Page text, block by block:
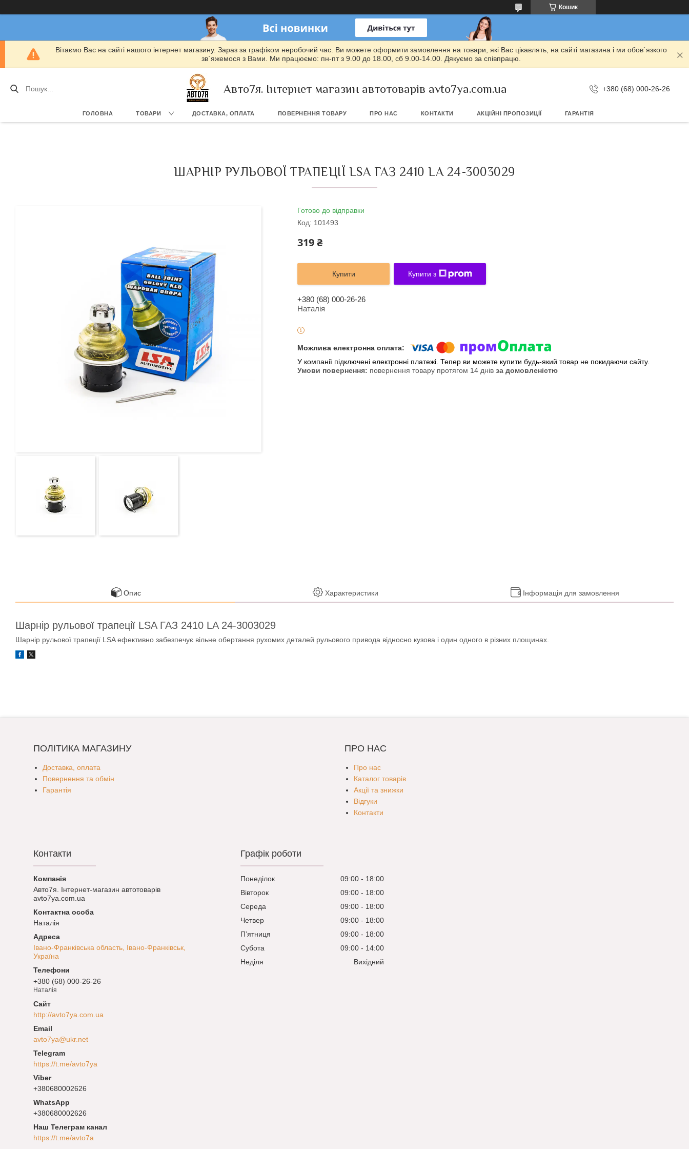
Кошик
Вітаємо Вас на сайті нашого інтернет магазину. Зараз за графіком неробочий час. Ви можете оформити замовлення на товари, які Вас цікавлять, на сайті магазина і ми обов`язкого
зв`яжемося з Вами. Ми працюємо: пн-пт з 9.00 до 18.00, сб 9.00-14.00. Дякуємо за співпрацю.
Авто7я. Інтернет магазин автотоварів avto7ya.com.ua +380 (68) 000-26-26
ГОЛОВНА ТОВАРИ ДОСТАВКА, ОПЛАТА ПОВЕРНЕННЯ ТОВАРУ ПРО НАС КОНТАКТИ АКЦІЙНІ ПРОПОЗИЦІЇ ГАРАНТІЯ
ШАРНІР РУЛЬОВОЇ ТРАПЕЦІЇ LSA ГАЗ 2410 LA 24-3003029
Готово до відправки
Код: 101493
319 ₴
Купити Купити з
+380 (68) 000-26-26
Наталія
У компанії підключені електронні платежі. Тепер ви можете купити будь-який товар не покидаючи сайту.
повернення товару протягом 14 днів за домовленістю
Опис Характеристики Інформація для замовлення
Шарнір рульової трапеції LSA ГАЗ 2410 LA 24-3003029
Шарнір рульової трапеції LSA ефективно забезпечує вільне обертання рухомих деталей рульового привода відносно кузова і один одного в різних площинах.
ПОЛІТИКА МАГАЗИНУ
Доставка, оплата
Повернення та обмін
Гарантія
ПРО НАС
Про нас
Каталог товарів
Акції та знижки
Відгуки
Контакти
Контакти
Авто7я. Інтернет-магазин автотоварів
avto7ya.com.ua
Наталія
Івано-Франківська область, Івано-Франківськ,
Україна
+380 (68) 000-26-26
Наталія
http://avto7ya.com.ua
avto7ya@ukr.net
https://t.me/avto7ya
+380680002626
+380680002626
Наш Телеграм канал
https://t.me/avto7a
Графік роботи
Понеділок 09:00
18:00
Вівторок
09:00
18:00
Середа
09:00
18:00
Четвер
09:00
18:00
Пʼятниця
09:00
18:00
Субота
09:00
14:00
Неділя
Вихідний